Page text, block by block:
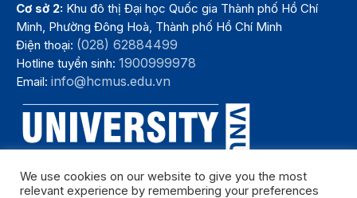
Cơ sở 2: Khu đô thị Đại học Quốc gia Thành phố Hồ Chí
Minh, Phường Đông Hoà, Thành phố Hồ Chí Minh
Điện thoại: (028) 62884499
Hotline tuyển sinh:1900999978
Email:info@hcmus.edu.vn
We use cookies on our website to give you the most
relevant experience by remembering your preferences